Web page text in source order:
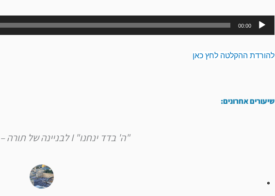
נגן
אודיו
00:00
להורדת ההקלטה לחץ כאן
שיעורים אחרונים:
"ה' בדד ינחנו" I לבניינה של תורה – פרשת חוקת